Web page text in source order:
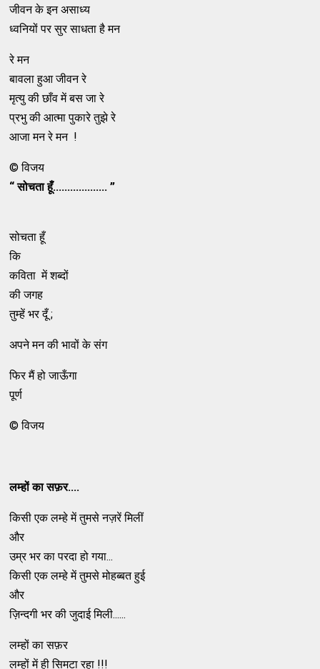
जीवन के इन असाध्य
ध्वनियों पर सुर साधता है मन
रे मन
बावला हुआ जीवन रे
मृत्यु की छाँव में बस जा रे
प्रभु की आत्मा पुकारे तुझे रे
आजा मन रे मन !
© विजय
“ सोचता हूँ................... ”
सोचता हूँ
कि
कविता में शब्दों
की जगह
तुम्हें भर दूँ ;
अपने मन की भावों के संग
फिर मैं हो जाऊँगा
पूर्ण
© विजय
लम्हों का सफ़र....
किसी एक लम्हे में तुमसे नज़रें मिलीं
और
उम्र भर का परदा हो गया...
किसी एक लम्हे में तुमसे मोहब्बत हुई
और
ज़िन्दगी भर की जुदाई मिली......
लम्हों का सफ़र
लम्हों में ही सिमटा रहा !!!